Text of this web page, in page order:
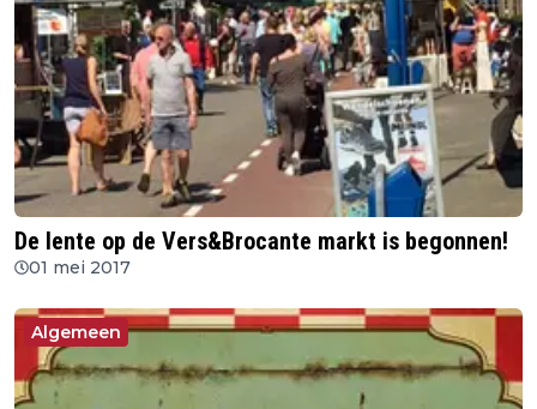
De lente op de Vers&Brocante markt is begonnen!
01 mei 2017
Algemeen